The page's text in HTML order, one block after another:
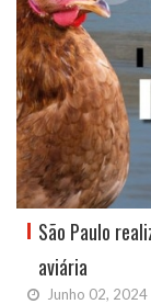
São Paulo
aviária
Junho 02, 2024